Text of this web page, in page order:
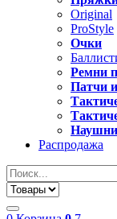
Original
ProStyle
Очки
Ремни
Патчи
Распродажа